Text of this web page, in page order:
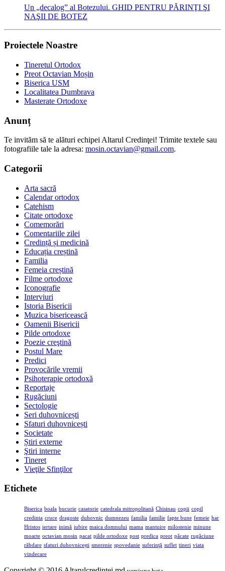
Un „decalog” al Botezului. GHID PENTRU PĂRINŢI ŞI
NAŞII DE BOTEZ
Proiectele Noastre
Tineretul Ortodox
Preot Octavian Moșin
Biserica USM
Localitatea Dumbrava
Masterate Ortodoxe
Anunț
Te invităm să te alături echipei Altarul Credinţei! Trimite textele sau
fotografiile tale la adresa: mosin.octavian@gmail.com.
Categorii
Arta sacră
Calendar ortodox
Catehism
Citate ortodoxe
Comemorări
Comentariile zilei
Credință și medicină
Educația creștină
Familia
Femeia creștină
Filme ortodoxe
Iconografie
Interviuri
Istoria Bisericii
Muzica bisericească
Oamenii Bisericii
Pilde ortodoxe
Poezie creştină
Postul Mare
Predici
Provocările vremii
Psihoterapie ortodoxă
Reportaje
Rugăciuni
Sectologie
Seri duhovnicești
Sfaturi duhovnicești
Societate
Știri externe
Ştiri interne
Tineret
Vieţile Sfinţilor
Etichete
Biserica boala bucurie casatorie catedrala mitropolitană Chisinau copii copil
credinta cruce dragoste duhovnic dumnezeu familia familie fapte bune femeie har
Hristos iertare inimă iubire maica domnului mama mantuire milostenie minune
moarte octavian mosin pacat pilde ortodoxe post predica preot păcate rugăciune
răbdare sfaturi duhovnicești smerenie spovedanie suferinţă suflet tineri viata
vindecare